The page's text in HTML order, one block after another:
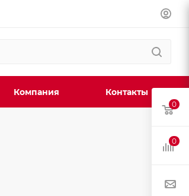
Компания Контакты
0
0